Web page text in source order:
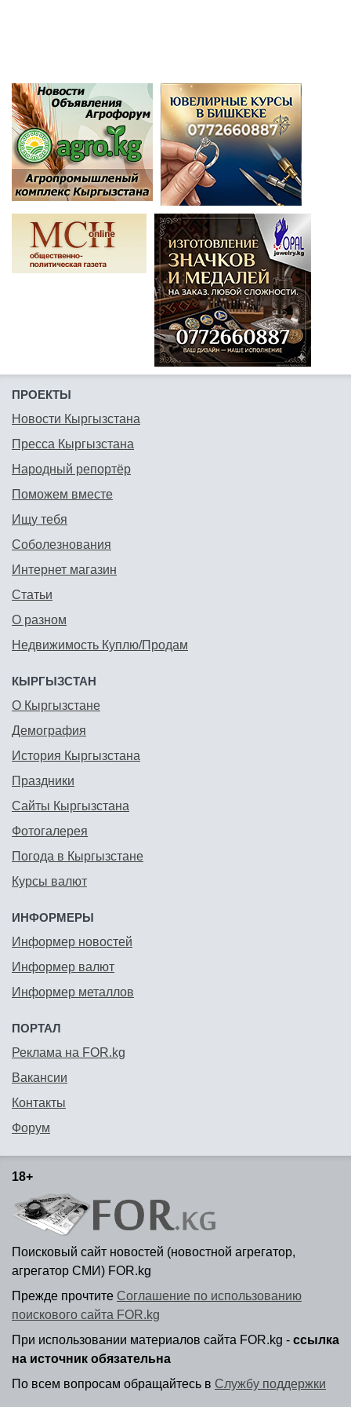
ПРОЕКТЫ
Новости Кыргызстана
Пресса Кыргызстана
Народный репортёр
Поможем вместе
Ищу тебя
Соболезнования
Интернет магазин
Статьи
О разном
Недвижимость Куплю/Продам
КЫРГЫЗСТАН
О Кыргызстане
Демография
История Кыргызстана
Праздники
Сайты Кыргызстана
Фотогалерея
Погода в Кыргызстане
Курсы валют
ИНФОРМЕРЫ
Информер новостей
Информер валют
Информер металлов
ПОРТАЛ
Реклама на FOR.kg
Вакансии
Контакты
Форум
18+
Поисковый сайт новостей (новостной агрегатор,
агрегатор СМИ) FOR.kg
Прежде прочтите Соглашение по использованию
поискового сайта FOR.kg
При использовании материалов сайта FOR.kg - ссылка
на источник обязательна
По всем вопросам обращайтесь в Службу поддержки